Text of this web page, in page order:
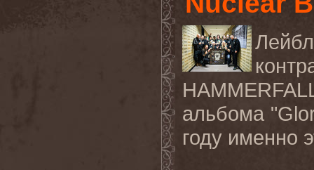
альбома "
году именно